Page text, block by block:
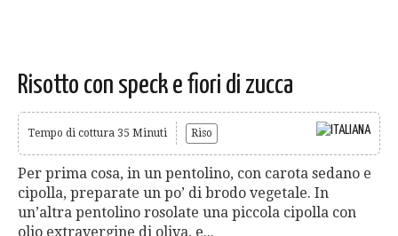
Risotto con speck e fiori di zucca
Tempo di cottura 35 Minuti Riso
Per prima cosa, in un pentolino, con carota sedano e
cipolla, preparate un po’ di brodo vegetale. In
un’altra pentolino rosolate una piccola cipolla con
olio extravergine di oliva, e...